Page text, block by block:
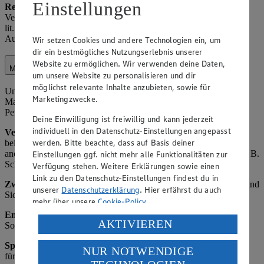
Rechtsgrundlage:Art. 6 Abs. 1 lit. c) DSGVO (rechtliche
Verpflichtung, z. B. aus StPO oder Polizeigesetzen); Art. 6 Abs. 1
lit. f) DSGVO (berechtigtes Interesse an Kooperation zur
Aufklärung von Straftaten).
Marktorganisation
Unter Marktorganisation fallen die interne Organisation des
Marktbetriebs, einschließlich Lagerverwaltung,
Personaleinsatzplanung und Kundenservice-Optimierung.
Verarbeitete Daten:Name und Kontaktdaten von Kunden (z. B.
bei Reservierungen oder Beschwerden), Einkaufsverhalten (z. B.
anonymisierte Statistiken zu Verkaufszahlen), Mitarbeiterdaten (z. B.
Schichtpläne).
Zweck:Effiziente Betriebsführung, Verbesserung des Angebots und
Sicherstellung der Verfügbarkeit von Waren.
Empfänger:Interne Abteilungen, ggf. externe Dienstleister für
Software (z. B. ERP-Systeme als Auftragsverarbeiter).
Speicherdauer
: Bis zum Erreichen des Zwecks, maximal 3 Jahre
für Analysen, danach Anonymisierung oder Löschung.
Einstellungen
Wir setzen Cookies und andere Technologien ein, um
dir ein bestmögliches Nutzungserlebnis unserer
Website zu ermöglichen. Wir verwenden deine Daten,
um unsere Website zu personalisieren und dir
möglichst relevante Inhalte anzubieten, sowie für
Marketingzwecke.
Deine Einwilligung ist freiwillig und kann jederzeit
individuell in den Datenschutz-Einstellungen angepasst
werden. Bitte beachte, dass auf Basis deiner
Einstellungen ggf. nicht mehr alle Funktionalitäten zur
Verfügung stehen. Weitere Erklärungen sowie einen
Link zu den Datenschutz-Einstellungen findest du in
unserer Datenschutzerklärung. Hier erfährst du auch
mehr über unsereCookie-Policy.
Verarbeitung deiner personenbezogenen Daten in den
USA durch Facebook und YouTube:
Wenn du auf „Aktivieren“ klickst, willigst du im Sinne
AKTIVIEREN
NUR NOTWENDIGE